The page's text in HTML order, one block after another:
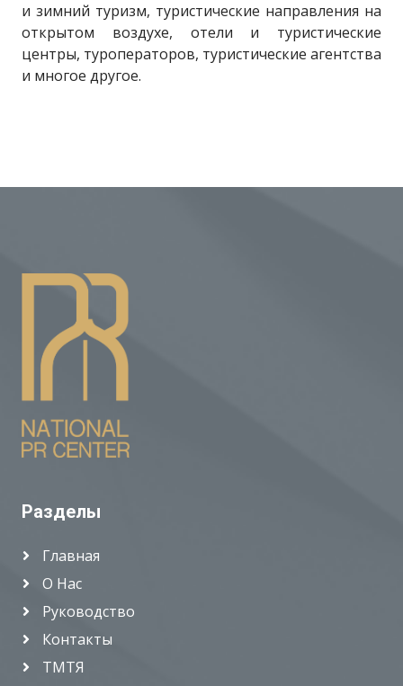
и зимний туризм, туристические направления на
открытом воздухе, отели и туристические
центры, туроператоров, туристические агентства
и многое другое.
Разделы
Главная
О Нас
Руководство
Контакты
ТМТЯ